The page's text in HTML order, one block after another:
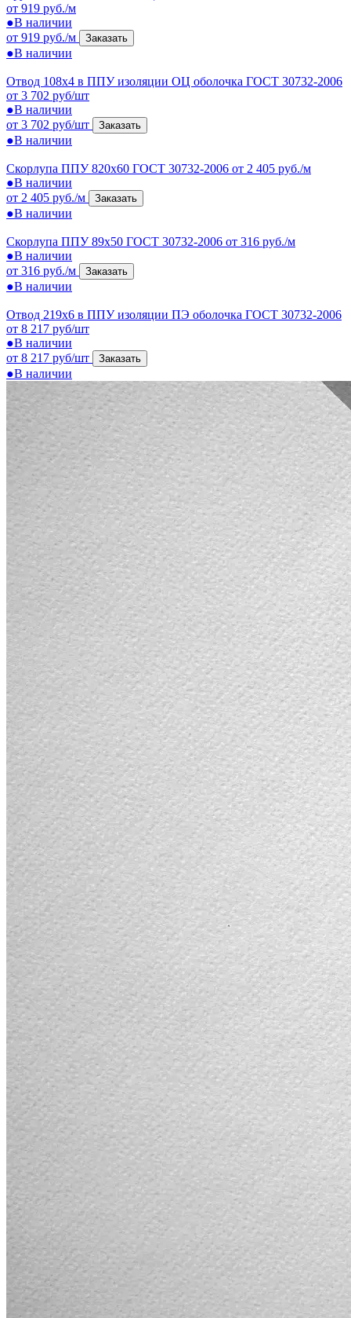
от 919 руб./м
●В наличии
от 919 руб./м
Заказать
●В наличии
Отвод 108х4 в ППУ изоляции ОЦ оболочка ГОСТ 30732-2006
от 3 702 руб/шт
●В наличии
от 3 702 руб/шт
Заказать
●В наличии
Скорлупа ППУ 820x60 ГОСТ 30732-2006 от 2 405 руб./м
●В наличии
от 2 405 руб./м
Заказать
●В наличии
Скорлупа ППУ 89x50 ГОСТ 30732-2006 от 316 руб./м
●В наличии
от 316 руб./м
Заказать
●В наличии
Отвод 219х6 в ППУ изоляции ПЭ оболочка ГОСТ 30732-2006
от 8 217 руб/шт
●В наличии
от 8 217 руб/шт
Заказать
●В наличии